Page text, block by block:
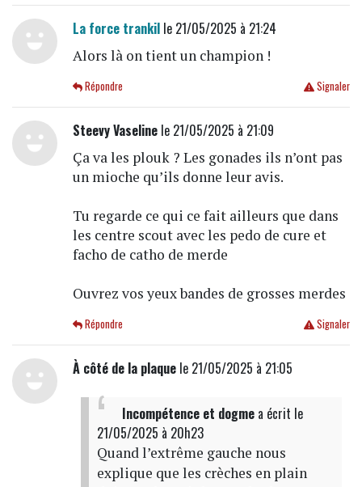
La force trankille 21/05/2025 à 21:24
Alors là on tient un champion !
Signaler
Répondre
Steevy Vaselinele 21/05/2025 à 21:09
Ça va les plouk ? Les gonades ils n’ont pas
un mioche qu’ils donne leur avis.
Tu regarde ce qui ce fait ailleurs que dans
les centre scout avec les pedo de cure et
facho de catho de merde
Ouvrez vos yeux bandes de grosses merdes
Signaler
Répondre
À côté de la plaquele 21/05/2025 à 21:05
Incompétence et dogmea écrit le
21/05/2025 à 20h23
Quand l’extrême gauche nous
explique que les crèches en plain